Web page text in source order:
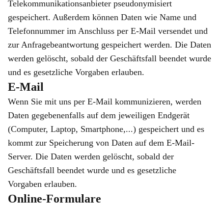
Telekommunikationsanbieter pseudonymisiert
gespeichert. Außerdem können Daten wie Name und
Telefonnummer im Anschluss per E-Mail versendet und
zur Anfragebeantwortung gespeichert werden. Die Daten
werden gelöscht, sobald der Geschäftsfall beendet wurde
und es gesetzliche Vorgaben erlauben.
E-Mail
Wenn Sie mit uns per E-Mail kommunizieren, werden
Daten gegebenenfalls auf dem jeweiligen Endgerät
(Computer, Laptop, Smartphone,...) gespeichert und es
kommt zur Speicherung von Daten auf dem E-Mail-
Server. Die Daten werden gelöscht, sobald der
Geschäftsfall beendet wurde und es gesetzliche
Vorgaben erlauben.
Online-Formulare